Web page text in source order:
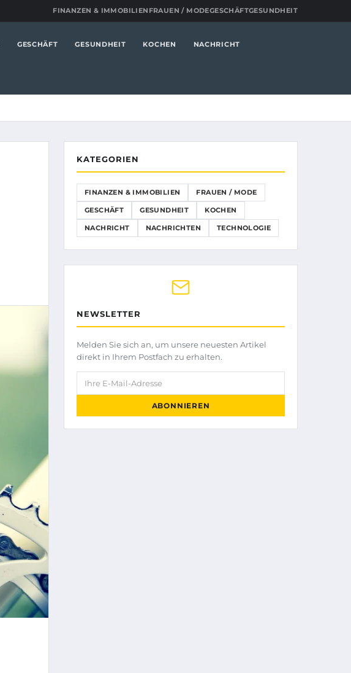
FINANZEN & IMMOBILIEN FRAUEN / MODEGESCHÄFTGESUNDHEIT
GESCHÄFT GESUNDHEIT KOCHEN NACHRICHT
KATEGORIEN
FINANZEN & IMMOBILIEN FRAUEN / MODE
GESCHÄFT GESUNDHEIT KOCHEN
NACHRICHT NACHRICHTEN TECHNOLOGIE
NEWSLETTER
Melden Sie sich an, um unsere neuesten Artikel
direkt in Ihrem Postfach zu erhalten.
Ihre E-Mail-Adresse
ABONNIEREN